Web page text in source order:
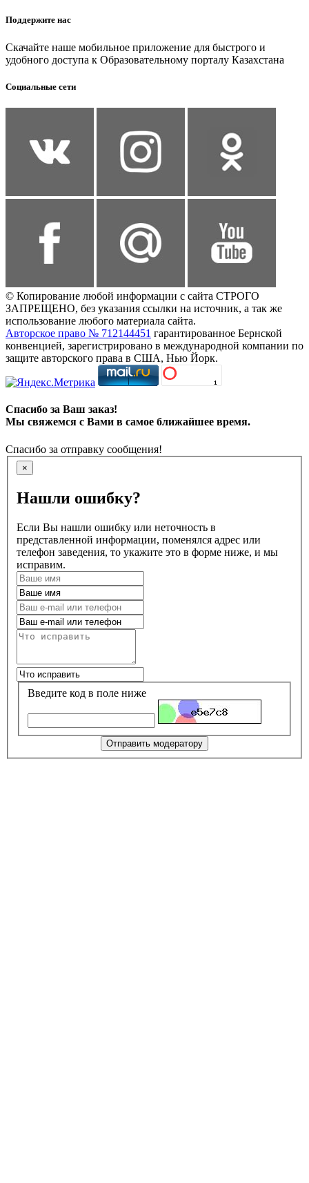
Поддержите нас
Скачайте наше мобильное приложение для быстрого и
удобного доступа к Образовательному порталу Казахстана
Социальные сети
© Копирование любой информации с сайта СТРОГО
ЗАПРЕЩЕНО, без указания ссылки на источник, а так же
использование любого материала сайта.
Авторское право № 712144451 гарантированное Бернской
конвенцией, зарегистрировано в международной компании по
защите авторского права в США, Нью Йорк.
Спасибо за Ваш заказ!
Мы свяжемся с Вами в самое ближайшее время.
Спасибо за отправку сообщения!
×
Нашли ошибку?
Если Вы нашли ошибку или неточность в
представленной информации, поменялся адрес или
телефон заведения, то укажите это в форме ниже, и мы
исправим.
Введите код в поле ниже
Отправить модератору